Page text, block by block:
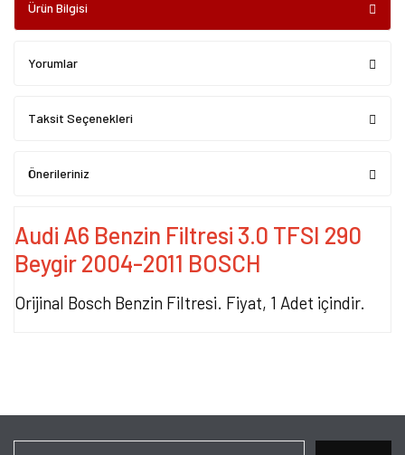
Ürün Bilgisi
Yorumlar
Taksit Seçenekleri
Önerileriniz
Audi A6 Benzin Filtresi 3.0 TFSI 290
Beygir 2004-2011 BOSCH
Orijinal Bosch Benzin Filtresi. Fiyat, 1 Adet içindir.